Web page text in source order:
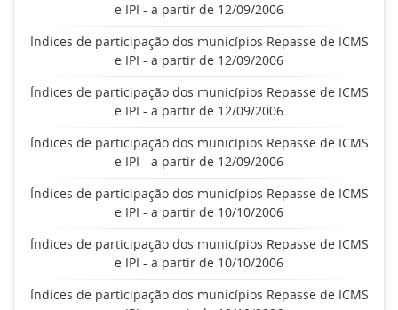
e IPI - a partir de 12/09/2006
Índices de participação dos municípios Repasse de ICMS
e IPI - a partir de 12/09/2006
Índices de participação dos municípios Repasse de ICMS
e IPI - a partir de 12/09/2006
Índices de participação dos municípios Repasse de ICMS
e IPI - a partir de 12/09/2006
Índices de participação dos municípios Repasse de ICMS
e IPI - a partir de 10/10/2006
Índices de participação dos municípios Repasse de ICMS
e IPI - a partir de 10/10/2006
Índices de participação dos municípios Repasse de ICMS